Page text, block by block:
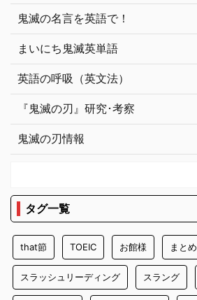
鬼滅の名言を英語で！
まいにち鬼滅英単語
英語の呼吸（英文法）
『鬼滅の刃』研究･考察
鬼滅の刃情報
タグ一覧
that節 TOEIC お館様 まとめ
スラッシュリーディング スラング